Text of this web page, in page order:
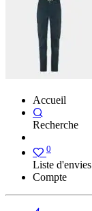
Accueil
Recherche
0
Liste d'envies
Compte